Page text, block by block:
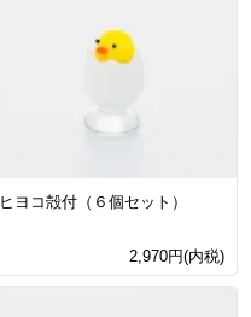
ヒヨコ殻付（６個セット）
2,970円(内税)